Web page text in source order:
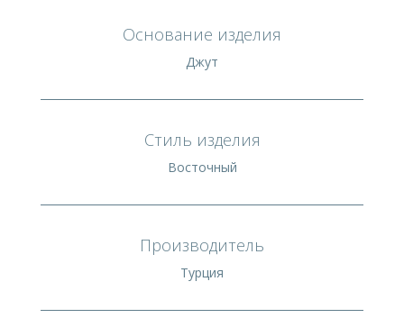
Основание изделия
Джут
Стиль изделия
Восточный
Производитель
Турция